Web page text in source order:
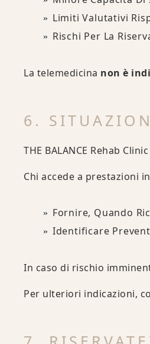
Limiti Valutativi
Rischi Per La
La telemedicina non è
6.
THE BALANCE Rehab
Chi accede a prestazioni
Fornire, Quando
Identificare
In caso di rischio
Per ulteriori indicazioni,